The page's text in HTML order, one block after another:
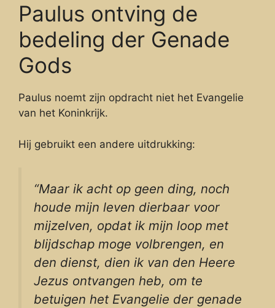
Paulus ontving de
bedeling der Genade
Gods
Paulus noemt zijn opdracht niet het Evangelie
van het Koninkrijk.
Hij gebruikt een andere uitdrukking:
“Maar ik acht op geen ding, noch
houde mijn leven dierbaar voor
mijzelven, opdat ik mijn loop met
blijdschap moge volbrengen, en
den dienst, dien ik van den Heere
Jezus ontvangen heb, om te
betuigen het Evangelie der genade